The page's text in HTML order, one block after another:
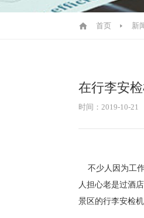
首页 新
在行李安
时间：2019-10-21
不少人因为工
人担心老是过酒
景区的行李安检